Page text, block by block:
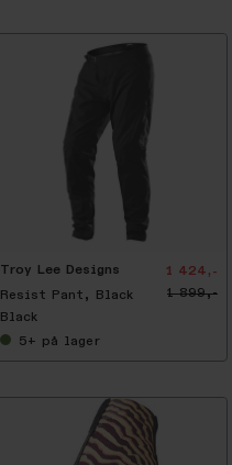
Troy Lee Designs
Resist Pant, Black
1 424,-
1 899,-
Black
5+ på lager